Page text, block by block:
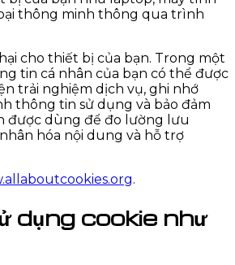
thông minh thông qua trình
cho thiết bị của bạn. Trong một
tin cá nhân của bạn có thể được
trải nghiệm dịch vụ, ghi nhớ
thông tin sử dụng và bảo đảm
được dùng để đo lường lưu
hóa nội dung và hỗ trợ
.
dụng cookie như